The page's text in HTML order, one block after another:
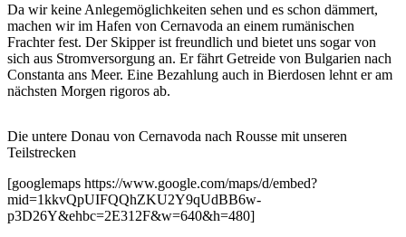
Da wir keine Anlegemöglichkeiten sehen und es schon dämmert,
machen wir im Hafen von Cernavoda an einem rumänischen
Frachter fest. Der Skipper ist freundlich und bietet uns sogar von
sich aus Stromversorgung an. Er fährt Getreide von Bulgarien nach
Constanta ans Meer. Eine Bezahlung auch in Bierdosen lehnt er am
nächsten Morgen rigoros ab.
Die untere Donau von Cernavoda nach Rousse mit unseren
Teilstrecken
[googlemaps https://www.google.com/maps/d/embed?
mid=1kkvQpUIFQQhZKU2Y9qUdBB6w-
p3D26Y&ehbc=2E312F&w=640&h=480]